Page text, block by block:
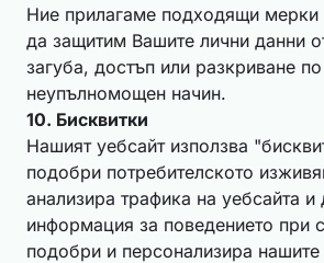
Ние прилагаме подходящи мерки
да защитим Вашите лични данни
загуба, достъп или разкриване по
неупълномощен начин.
10. Бисквитки
Нашият уебсайт използва
подобри потребителското
анализира трафика на уебсайта и
информация за поведението при
подобри и персонализира